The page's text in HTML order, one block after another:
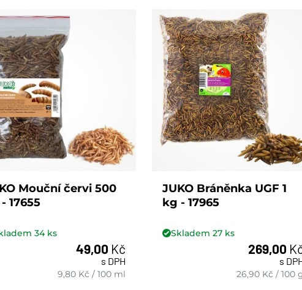
Mouční červi 500
17655
34ks
49,00 Kč
s DPH
9,80 Kč /100 ml
JUKO Bráněnka UGF 1
kg - 17965
Skladem27 ks
269,00
s
26,90 Kč / 100